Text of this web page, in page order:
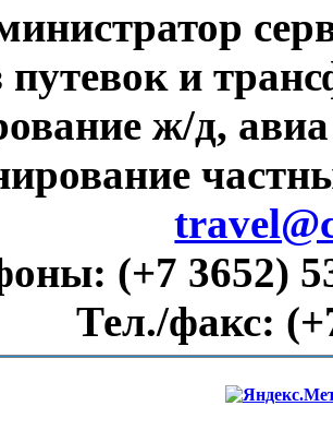
путевок и
ж/д,
(+7 3652)
Тел./факс: